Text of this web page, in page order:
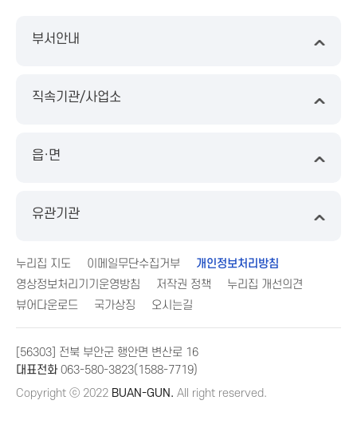
부서안내
직속기관/사업소
읍·면
유관기관
누리집 지도 이메일무단수집거부
개인정보처리방침
영상정보처리기기운영방침
저작권 정책
누리집 개선의견
뷰어다운로드
국가상징 오시는길
[56303] 전북 부안군 행안면 변산로 16
대표전화063-580-3823(1588-7719)
Copyright ⓒ 2022 BUAN-GUN. All right reserved.